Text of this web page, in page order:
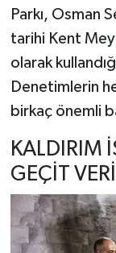
Parkı, Osman
tarihi Kent
olarak
Denetimlerin
birkaç önemli
KALDIRIM
GEÇİT